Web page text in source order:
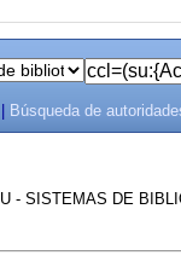
Búsqueda de
- SISTEMAS DE